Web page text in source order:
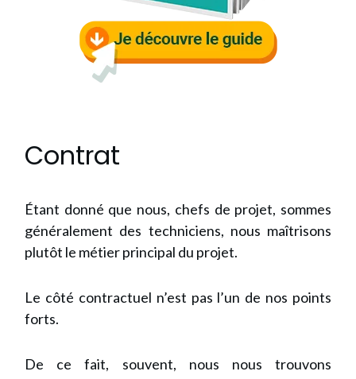
Contrat
Étant donné que nous, chefs de projet, sommes
généralement des techniciens, nous maîtrisons
plutôt le métier principal du projet.
Le côté contractuel n’est pas l’un de nos points
forts.
De ce fait, souvent, nous nous trouvons